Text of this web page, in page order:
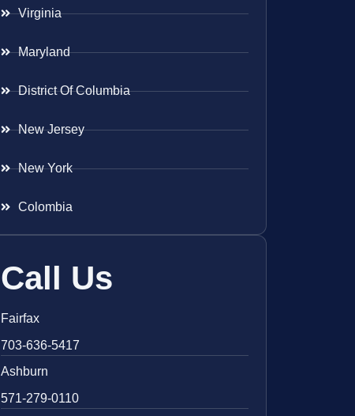
Virginia
Maryland
District Of Columbia
New Jersey
New York
Colombia
Call Us
Fairfax
703-636-5417
Ashburn
571-279-0110